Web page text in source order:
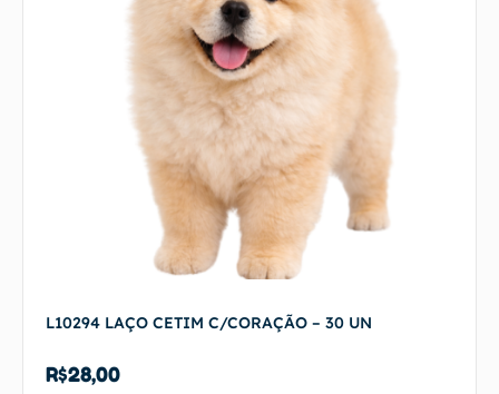
L10294 LAÇO CETIM C/CORAÇÃO – 30 UN
R$28,00